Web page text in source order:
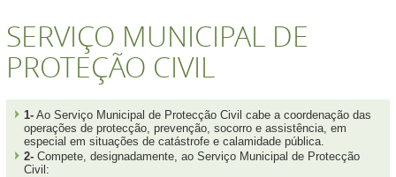
SERVIÇO MUNICIPAL DE
PROTEÇÃO CIVIL
1- Ao Serviço Municipal de Protecção Civil cabe a coordenação das
operações de protecção, prevenção, socorro e assistência, em
especial em situações de catástrofe e calamidade pública.
2- Compete, designadamente, ao Serviço Municipal de Protecção
Civil: